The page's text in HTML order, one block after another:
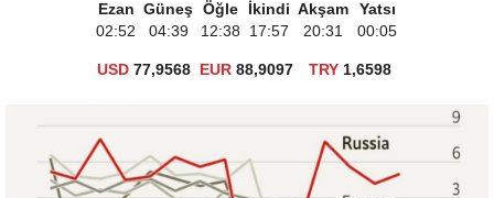
Ezan Güneş Öğle İkindi Akşam
Yatsı
02:52
04:39 12:38 17:57 20:31 00:05
USD 77,9568 EUR 88,9097 TRY1,6598